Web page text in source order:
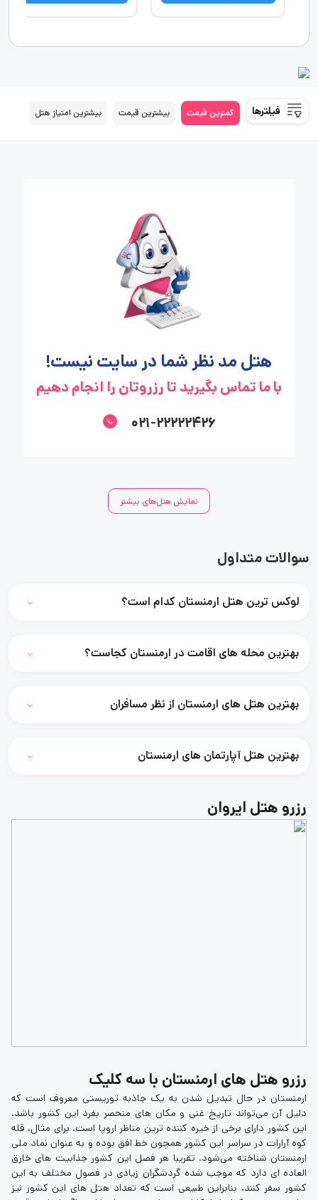
فیلترها کمترین قیمت بیشترین قیمت بیشترین امتیاز هتل
هتل مد نظر شما در سایت نیست!
با ما تماس بگیرید تا رزروتان را انجام دهیم
۰۲۱-۲۲۲۲۲۴۲۶
نمایش هتل‌های بیشتر
سوالات متداول
لوکس ترین هتل ارمنستان کدام است؟
بهترین محله های اقامت در ارمنستان کجاست؟
بهترین هتل های ارمنستان از نظر مسافران
بهترین هتل آپارتمان های ارمنستان
رزرو هتل ایروان
رزرو هتل های ارمنستان با سه کلیک
ارمنستان در حال تبدیل شدن به یک جاذبه توریستی معروف است که
دلیل آن می‌تواند تاریخ غنی و مکان های منحصر بفرد این کشور باشد.
این کشور دارای برخی از خیره کننده ترین مناظر اروپا است. برای مثال، قله
کوه آرارات در سراسر این کشور همچون خط افق بوده و به عنوان نماد ملی
ارمنستان شناخته می‌شود. تقریبا هر فصل این کشور جذابیت های خارق
العاده ای دارد که موجب شده گردشگران زیادی در فصول مختلف به این
کشور سفر کنند. بنابراین طبیعی است که تعداد هتل های این کشور نیز